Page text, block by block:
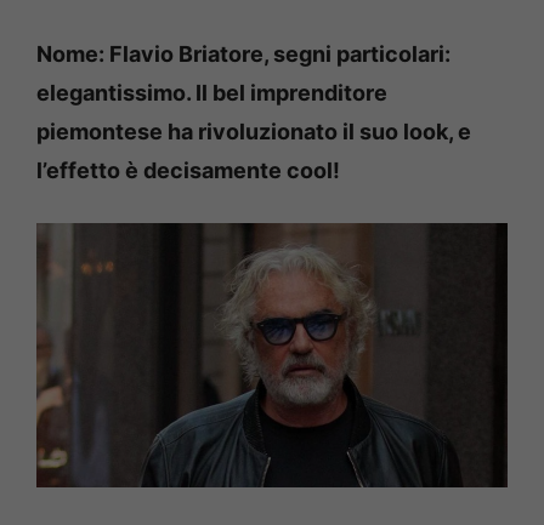
Nome: Flavio Briatore, segni particolari:
elegantissimo. Il bel imprenditore
piemontese ha rivoluzionato il suo look, e
l’effetto è decisamente cool!